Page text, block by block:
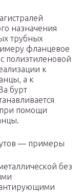
назначения
трубных
фланцевое
полиэтиленовой
к
а к
бурт
помощи
— примеры
без